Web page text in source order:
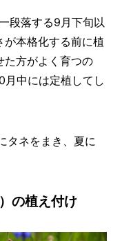
段落する9月下旬以
が本格化する前に植
た方がよく育つの
月中には定植してし
タネをまき、夏に
の植え付け